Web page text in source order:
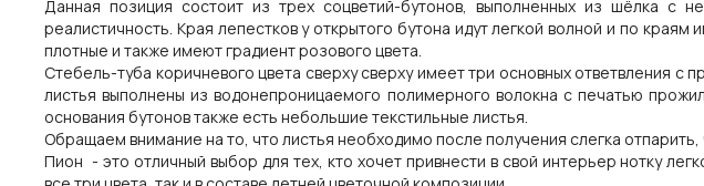
Данная позиция состоит из трех соцветий-бутонов, выполненных из шёлка с
реалистичность. Края лепестков у открытого бутона идут легкой волной и по
плотные и также имеют градиент розового цвета.
Стебель-туба коричневого цвета сверху сверху имеет три основных ответвления
листья выполнены из водонепроницаемого полимерного волокна с печатью
основания бутонов также есть небольшие текстильные листья.
Обращаем внимание на то, что листья необходимо после получения слегка
Пион - это отличный выбор для тех, кто хочет привнести в свой интерьер нотку